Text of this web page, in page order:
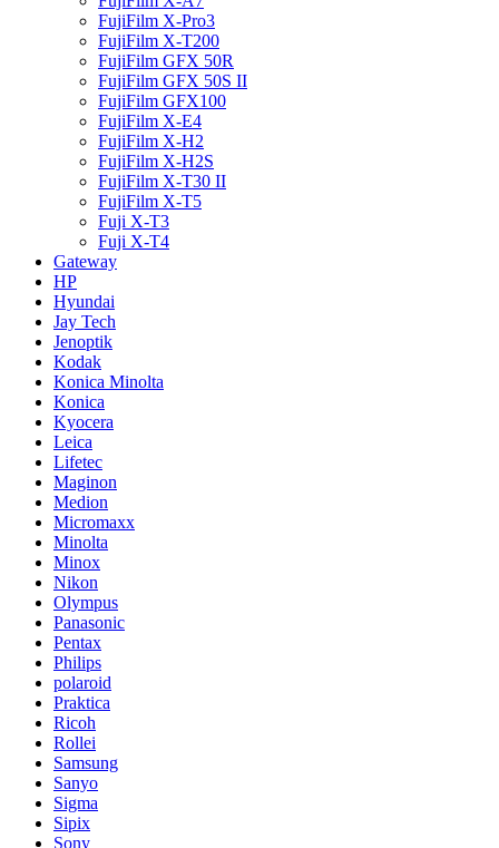
FujiFilm X-Pro3
FujiFilm X-T200
FujiFilm GFX 50R
FujiFilm GFX 50S II
FujiFilm GFX100
FujiFilm X-E4
FujiFilm X-H2
FujiFilm X-H2S
FujiFilm X-T30 II
FujiFilm X-T5
Fuji X-T3
Fuji X-T4
Gateway
HP
Hyundai
Jay Tech
Jenoptik
Kodak
Konica Minolta
Konica
Kyocera
Leica
Lifetec
Maginon
Medion
Micromaxx
Minolta
Minox
Nikon
Olympus
Panasonic
Pentax
Philips
polaroid
Praktica
Ricoh
Rollei
Samsung
Sanyo
Sigma
Sipix
Sony